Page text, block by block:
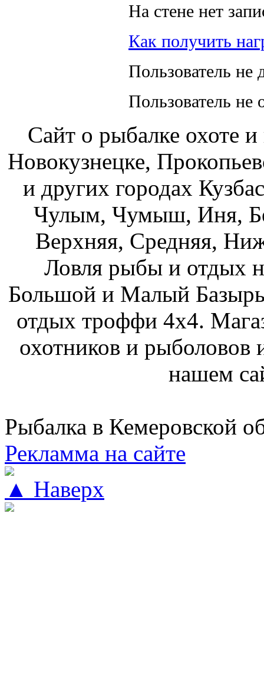
На стене нет
Как получить
Пользователь не
Пользователь не
Сайт о рыбалке охоте
Новокузнецке,
и других городах
Чулым, Чумыш, Иня,
Верхняя, Средняя,
Ловля рыбы и отдых
Большой и Малый
отдых троффи 4х4.
охотников и рыболовов
нашем
Рыбалка в Кемеровской
Рекламма на сайте
▲ Наверх